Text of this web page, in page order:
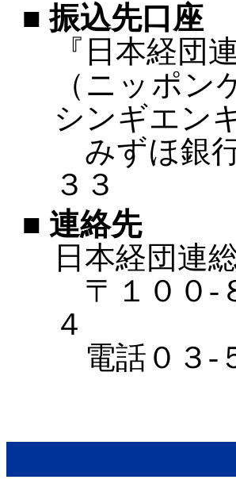
■ 振込先口座
『日本経団
（ニッポ
シンギエン
みずほ銀
３３
■ 連絡先
日本経団連
〒１００‐
４
電話０３‐